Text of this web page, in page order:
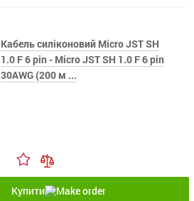
Кабель силіконовий Micro JST SH
1.0 F 6 pin - Micro JST SH 1.0 F 6 pin
30AWG (200 м ...
Купити